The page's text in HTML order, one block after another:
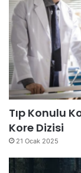
Tıp Konulu
Kore Dizisi
21 Ocak 2025